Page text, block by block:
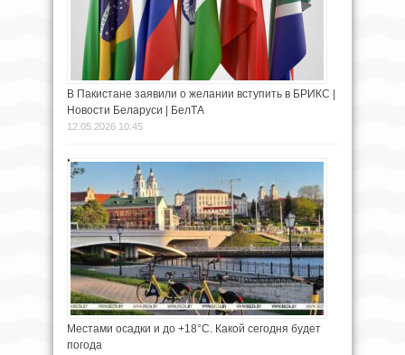
В Пакистане заявили о желании вступить в БРИКС |
Новости Беларуси | БелТА
12.05.2026 10:45
Местами осадки и до +18°С. Какой сегодня будет
погода